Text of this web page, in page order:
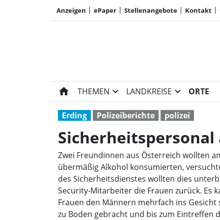
Anzeigen ePaper Stellenangebote Kontakt
home THEMEN expand_more LANDKREISE expand_more ORTE
Erding Polizeiberichte polizei
Zwei Freundinnen aus Österreich wollten
übermäßig Alkohol konsumierten,
des Sicherheitsdienstes wollten dies
Security-Mitarbeiter die Frauen zurück. Es
Frauen den Männern mehrfach ins
zu Boden gebracht und bis zum Eintreffen